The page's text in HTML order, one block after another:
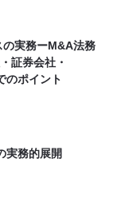
の実務ーM&A法務
証券会社・
のポイント
実務的展開